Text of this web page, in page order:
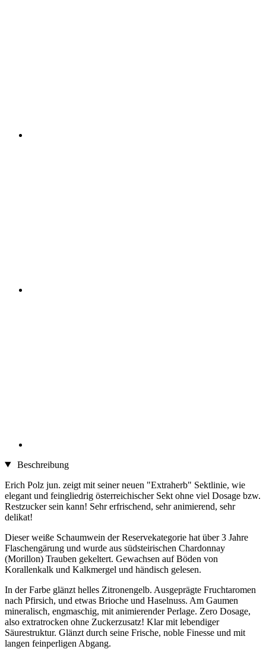
Beschreibung
Erich Polz jun. zeigt mit seiner neuen "Extraherb" Sektlinie, wie
elegant und feingliedrig österreichischer Sekt ohne viel Dosage bzw.
Restzucker sein kann! Sehr erfrischend, sehr animierend, sehr
delikat!
Dieser weiße Schaumwein der Reservekategorie hat über 3 Jahre
Flaschengärung und wurde aus südsteirischen Chardonnay
(Morillon) Trauben gekeltert. Gewachsen auf Böden von
Korallenkalk und Kalkmergel und händisch gelesen.
In der Farbe glänzt helles Zitronengelb. Ausgeprägte Fruchtaromen
nach Pfirsich, und etwas Brioche und Haselnuss. Am Gaumen
mineralisch, engmaschig, mit animierender Perlage. Zero Dosage,
also extratrocken ohne Zuckerzusatz! Klar mit lebendiger
Säurestruktur. Glänzt durch seine Frische, noble Finesse und mit
langen feinperligen Abgang.